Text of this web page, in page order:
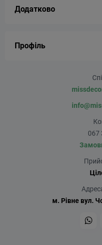
Додатково
Профіль
067
м. Рівне вул.